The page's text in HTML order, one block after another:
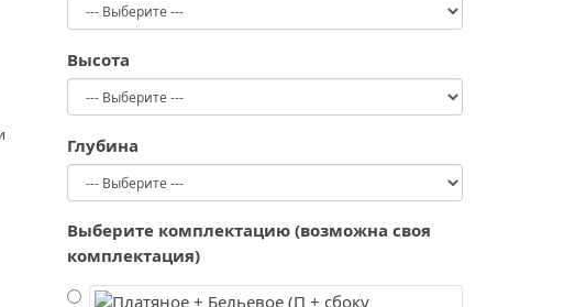
Высота
Глубина
Выберите комплектацию (возможна своя
комплектация)